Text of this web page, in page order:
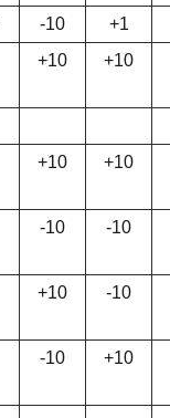
-10
+1
+10 +10
+10 +10
-10 -10
+10 -10
-10 +10